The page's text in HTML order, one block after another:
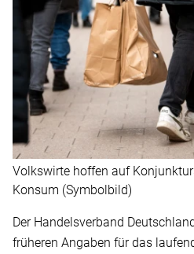
Volkswirte hoffen auf
Konsum (Symbolbild)
Der Handelsverband
früheren Angaben für das